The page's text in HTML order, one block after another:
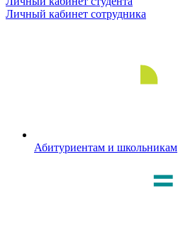
Личный кабинет сотрудника
Абитуриентам и школьникам